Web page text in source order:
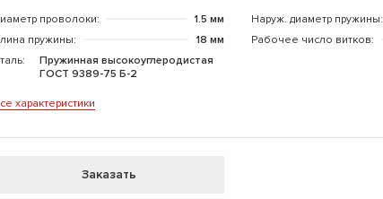
проволоки: 1.5 мм Наруж. диаметр пружины:
пружины:
18 мм Рабочее число витков:
Пружинная высокоуглеродистая
ГОСТ 9389-75 Б-2
характеристики
Заказать